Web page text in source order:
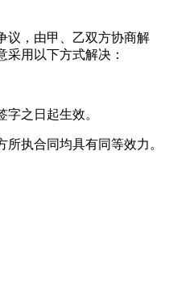
议，由甲、乙双方协商解
采用以下方式解决：
之日起生效。
执合同均具有同等效力。